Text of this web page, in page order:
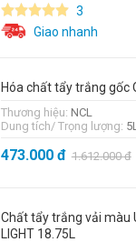
3
Giao nhanh
Hóa chất tẩy trắng gốc
Thương hiệu: NCL
Dung tích/ Trọng lượng:
473.000đ 1.612.000đ
Chất tẩy trắng vải màu
LIGHT 18.75L